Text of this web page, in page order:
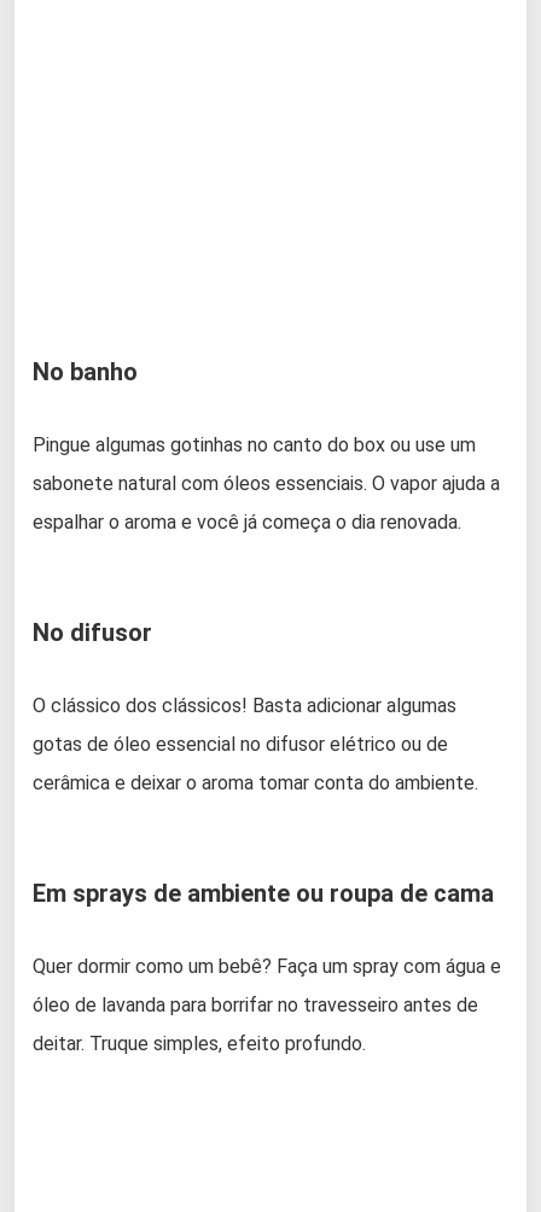
No banho
Pingue algumas gotinhas no canto do box ou use um
sabonete natural com óleos essenciais. O vapor ajuda a
espalhar o aroma e você já começa o dia renovada.
No difusor
O clássico dos clássicos! Basta adicionar algumas
gotas de óleo essencial no difusor elétrico ou de
cerâmica e deixar o aroma tomar conta do ambiente.
Em sprays de ambiente ou roupa de cama
Quer dormir como um bebê? Faça um spray com água e
óleo de lavanda para borrifar no travesseiro antes de
deitar. Truque simples, efeito profundo.